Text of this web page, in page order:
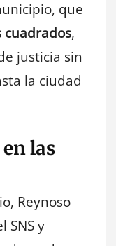
que
cuadrados,
justicia sin
la ciudad
las
Reynoso
SNS y